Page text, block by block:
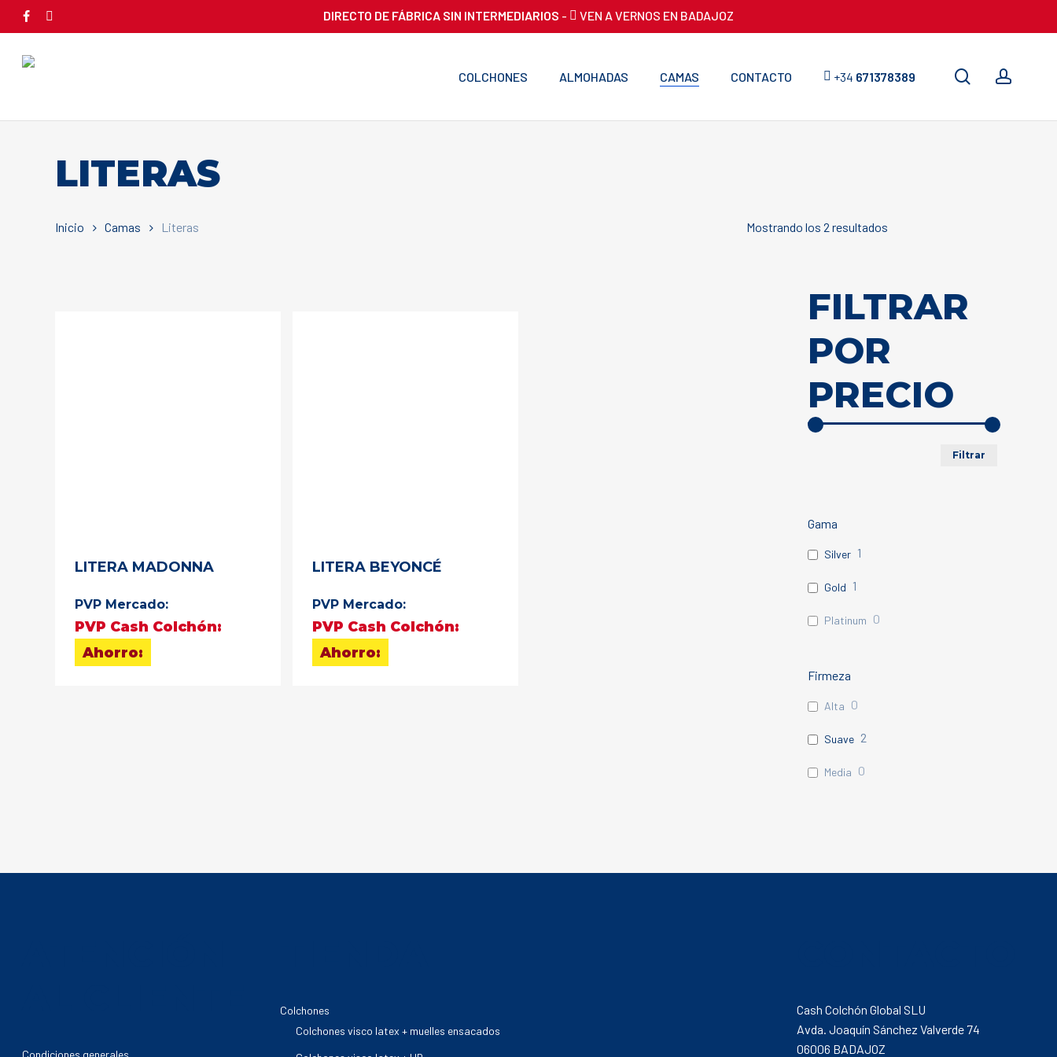
content
facebook DIRECTO DE FÁBRICA SIN INTERMEDIARIOS - VEN A VERNOS EN BADAJOZ
COLCHONES ALMOHADAS CAMAS CONTACTO +34 671378389 search
LITERAS
Mostrando los 2 resultados
bajo
a
alto
Inicio Camas Literas
LITERA MADONNA
PVP Mercado:
PVP Cash Colchón:
Ahorro:
LITERA BEYONCÉ
PVP Mercado:
PVP Cash Colchón:
Ahorro:
FILTRAR
POR
PRECIO
Filtrar
Gama
Silver 1
Gold 1
Platinum 0
Firmeza
Alta 0
Suave 2
Media 0
Condiciones generales
Colchones
Colchones visco latex + muelles ensacados
Cash Colchón Global SLU
Avda. Joaquín Sánchez Valverde 74
06006 BADAJOZ